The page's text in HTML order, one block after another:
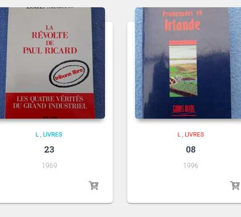
L , LIVRES
23
1969
L, LIVRES
08
1996